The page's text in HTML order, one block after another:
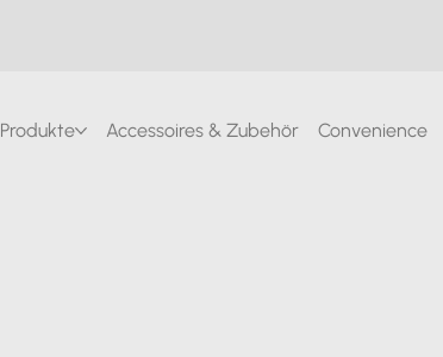
Produkte Accessoires & Zubehör Convenience